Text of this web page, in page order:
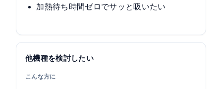
加熱待ち時間ゼロでサッと吸いたい
他機種を検討したい
こんな方に